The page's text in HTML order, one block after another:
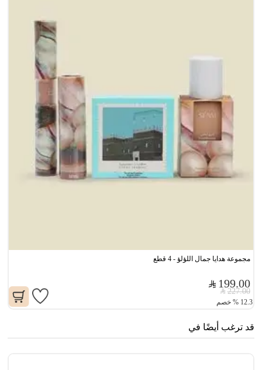
مجموعة هدايا جمال اللؤلؤ - 4 قطع
199.00
227.00
12.3
% خصم
قد ترغب أيضًا في